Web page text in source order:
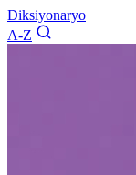
Diksiyonaryo
A-Z